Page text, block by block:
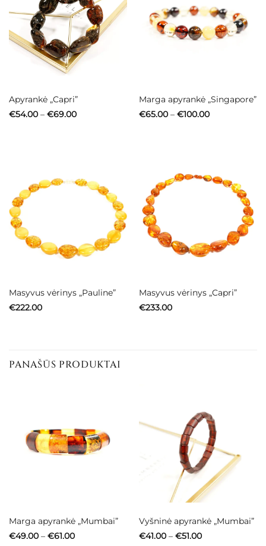
Apyrankė „Capri”
€54.00 – €69.00Price
Marga apyrankė „Singapore”
€65.00 – €100.00Price
Masyvus vėrinys „Pauline”
€222.00
Masyvus vėrinys „Capri”
€233.00
PANAŠŪS PRODUKTAI
Marga apyrankė „Mumbai”
€49.00 – €61.00Price
Vyšninė apyrankė „Mumbai”
€41.00 – €51.00Price